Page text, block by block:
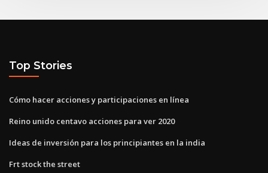
Top Stories
Cómo hacer acciones y participaciones en línea
Reino unido centavo acciones para ver 2020
Ideas de inversión para los principiantes en la india
Frt stock the street